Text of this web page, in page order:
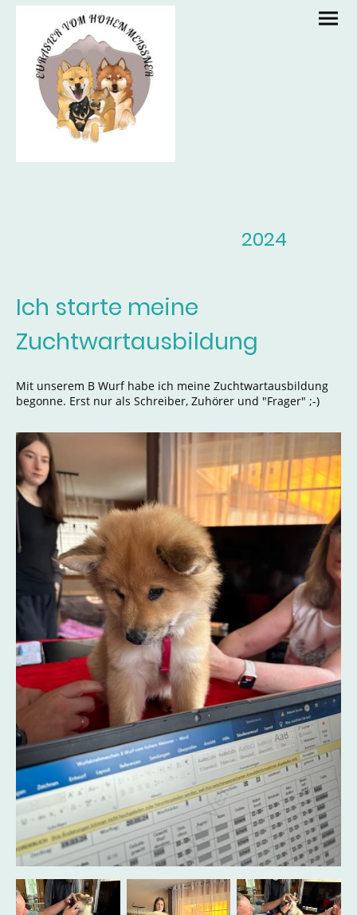
2024
Ich starte meine
Zuchtwartausbildung
Mit unserem B Wurf habe ich meine Zuchtwartausbildung
begonne. Erst nur als Schreiber, Zuhörer und "Frager" ;-)